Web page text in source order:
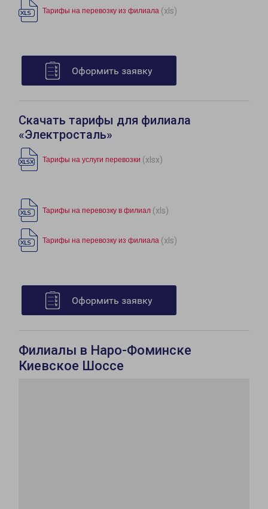
Тарифы на перевозку из филиала (xls)
Оформить заявку
Скачать тарифы для филиала
«Электросталь»
Тарифы на услуги перевозки (xlsx)
Тарифы на перевозку в филиал (xls)
Тарифы на перевозку из филиала (xls)
Оформить заявку
Филиалы в Наро-Фоминске
Киевское Шоссе